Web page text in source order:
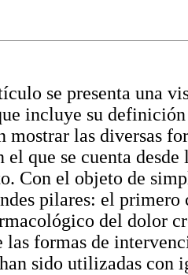
se presenta una
incluye su
mostrar las diversas
el que se cuenta
Con el objeto de
pilares: el
del dolor
las formas de
sido utilizadas con